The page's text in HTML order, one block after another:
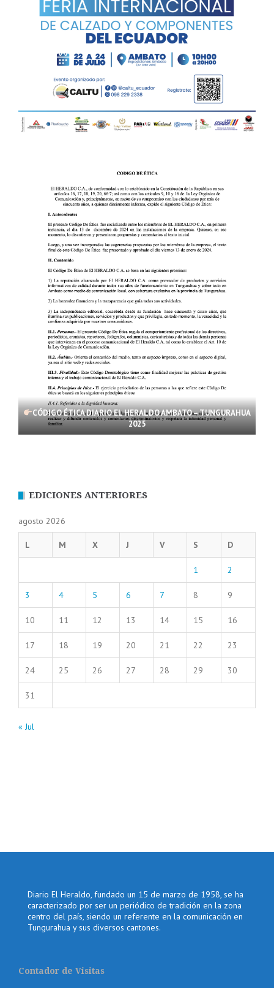
CÓDIGO ÉTICA DIARIO EL HERALDO AMBATO – TUNGURAHUA
2025
EDICIONES ANTERIORES
agosto 2026
L M X J V S D
1 2
3 4 5 6 7 8 9
10 11 12 13 14 15 16
17 18 19 20 21 22 23
24 25 26 27 28 29 30
31
« Jul
Diario El Heraldo, fundado un 15 de marzo de 1958, se ha
caracterizado por ser un periódico de tradición en la zona
centro del país, siendo un referente en la comunicación en
Tungurahua y sus diversos cantones.
Contador de Visitas